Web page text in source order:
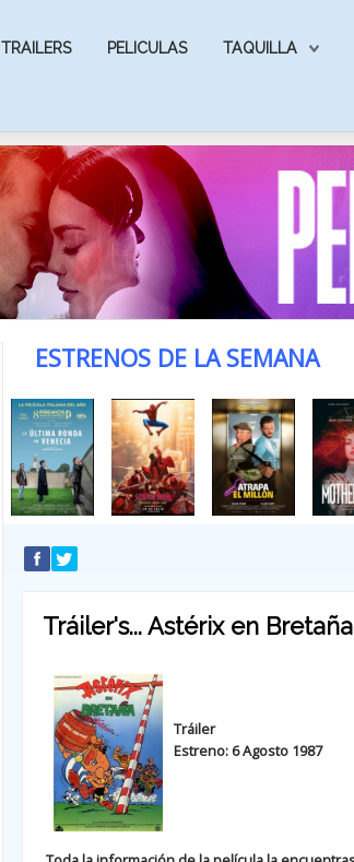
TRAILERS PELICULAS TAQUILLA
ESTRENOS DE LA SEMANA
Tráiler's... Astérix en Bretaña
Tráiler
Estreno: 6 Agosto 1987